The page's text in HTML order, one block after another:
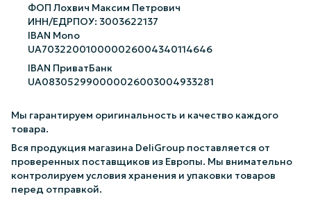
ФОП Лохвич Максим Петрович
ИНН/ЕДРПОУ: 3003622137
IBAN Mono
UA703220010000026004340114646
IBAN ПриватБанк
UA083052990000026003004933281
Мы гарантируем оригинальность и качество каждого
товара.
Вся продукция магазина DeliGroup поставляется от
проверенных поставщиков из Европы. Мы внимательно
контролируем условия хранения и упаковки товаров
перед отправкой.